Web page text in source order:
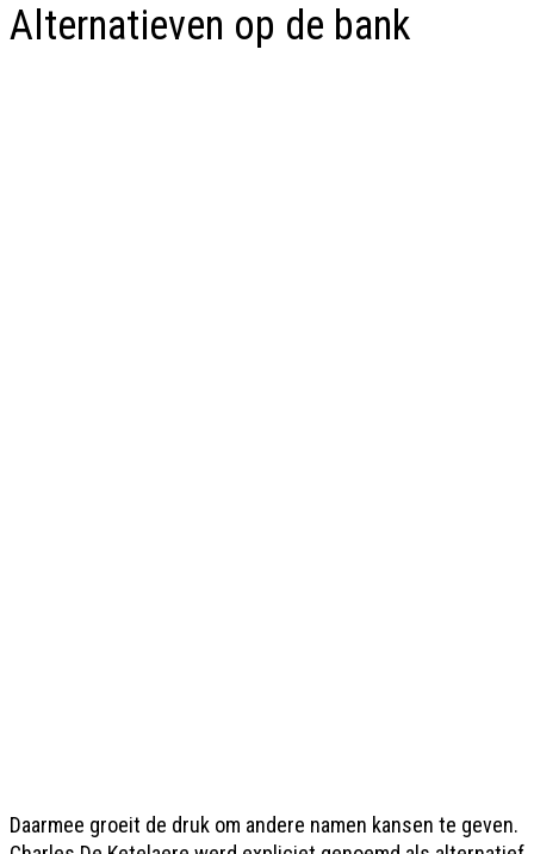
Alternatieven op de bank
Daarmee groeit de druk om andere namen kansen te geven.